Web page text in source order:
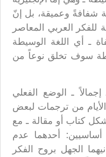
شفافةً وعميقة، بل إنّ
للفكر العربي المعاصر
ـ أي اللغة الوسيطة
سوف تخلق نوعاً من
ـ إجمالاً ـ الوضع الفعلي
من ترجمات لبعض
كتاب أو مقالة ـ مع
أحدهما عدم
الجهل بروح الفكر